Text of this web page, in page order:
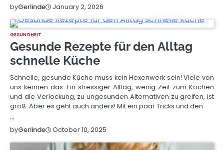
byGerlinde January 2, 2026
GESUNDHEIT
Gesunde Rezepte für den Alltag
schnelle Küche
Schnelle, gesunde Küche muss kein Hexenwerk sein! Viele von
uns kennen das: Ein stressiger Alltag, wenig Zeit zum Kochen
und die Verlockung, zu ungesunden Alternativen zu greifen, ist
groß. Aber es geht auch anders! Mit ein paar Tricks und den
…
byGerlinde October 10, 2025